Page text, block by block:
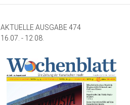
AKTUELLE AUSGABE 474
16.07. - 12.08.